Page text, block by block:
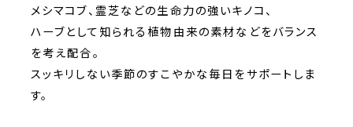
メシマコブ、霊芝などの生命力の強いキノコ、
ハーブとして知られる植物由来の素材などをバランス
を考え配合。
スッキリしない季節のすこやかな毎日をサポートしま
す。